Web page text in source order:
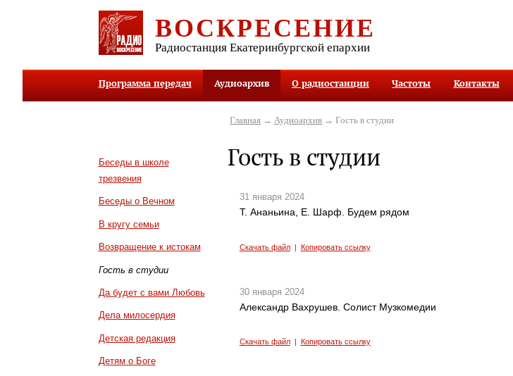
ВОСКРЕСЕНИЕ
Радиостанция Екатеринбургской епархии
Программа передач Аудиоархив О радиостанции Частоты Контакты
Беседы в школе
трезвения
Беседы о Вечном
В кругу семьи
Возвращение к истокам
Гость в студии
Да будет с вами Любовь
Дела милосердия
Детская редакция
Детям о Боге
Главная → Аудиоархив → Гость в студии
Гость в студии
31 января 2024
Т. Ананьина, Е. Шарф. Будем рядом
Скачать файл| Копировать ссылку
30 января 2024
Александр Вахрушев. Солист Музкомедии
Скачать файл| Копировать ссылку